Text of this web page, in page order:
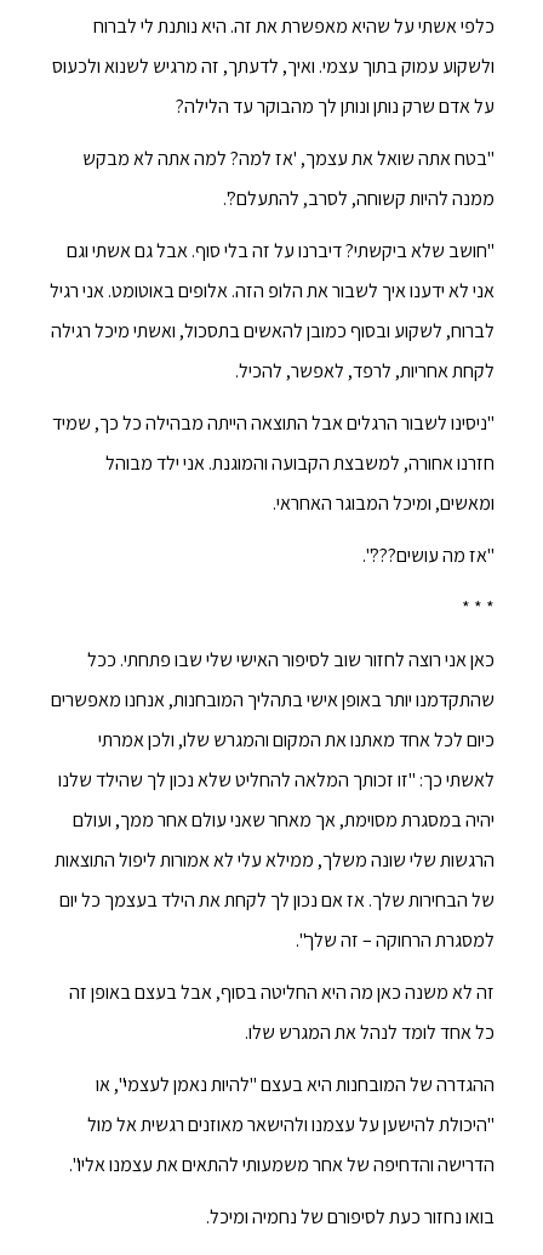
כלפי אשתי על שהיא מאפשרת את זה. היא נותנת לי לברוח
ולשקוע עמוק בתוך עצמי. ואיך, לדעתך, זה מרגיש לשנוא ולכעוס
על אדם שרק נותן ונותן לך מהבוקר עד הלילה?
"בטח אתה שואל את עצמך, 'אז למה? למה אתה לא מבקש
ממנה להיות קשוחה, לסרב, להתעלם?'.
"חושב שלא ביקשתי? דיברנו על זה בלי סוף. אבל גם אשתי וגם
אני לא ידענו איך לשבור את הלופ הזה. אלופים באוטומט. אני רגיל
לברוח, לשקוע ובסוף כמובן להאשים בתסכול, ואשתי מיכל רגילה
לקחת אחריות, לרפד, לאפשר, להכיל.
"ניסינו לשבור הרגלים אבל התוצאה הייתה מבהילה כל כך, שמיד
חזרנו אחורה, למשבצת הקבועה והמוגנת. אני ילד מבוהל
ומאשים, ומיכל המבוגר האחראי.
"אז מה עושים???".
* * *
כאן אני רוצה לחזור שוב לסיפור האישי שלי שבו פתחתי. ככל
שהתקדמנו יותר באופן אישי בתהליך המובחנות, אנחנו מאפשרים
כיום לכל אחד מאתנו את המקום והמגרש שלו, ולכן אמרתי
לאשתי כך: "זו זכותך המלאה להחליט שלא נכון לך שהילד שלנו
יהיה במסגרת מסוימת, אך מאחר שאני עולם אחר ממך, ועולם
הרגשות שלי שונה משלך, ממילא עלי לא אמורות ליפול התוצאות
של הבחירות שלך. אז אם נכון לך לקחת את הילד בעצמך כל יום
למסגרת הרחוקה – זה שלך".
זה לא משנה כאן מה היא החליטה בסוף, אבל בעצם באופן זה
כל אחד לומד לנהל את המגרש שלו.
ההגדרה של המובחנות היא בעצם "להיות נאמן לעצמי", או
"היכולת להישען על עצמנו ולהישאר מאוזנים רגשית אל מול
הדרישה והדחיפה של אחר משמעותי להתאים את עצמנו אליו".
בואו נחזור כעת לסיפורם של נחמיה ומיכל.